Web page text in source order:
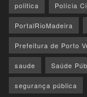
politica Polícia
PortalRioMadeira
Prefeitura de Porto
saude Saúde
segurança pública